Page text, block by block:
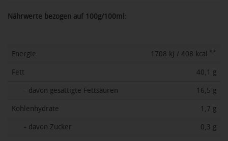
Nährwerte bezogen auf 100g/100ml:
Energie 1708 kJ / 408 kcal **
Fett 40,1 g
- davon gesättigte Fettsäuren 16,5 g
Kohlenhydrate 1,7 g
- davon Zucker 0,3 g